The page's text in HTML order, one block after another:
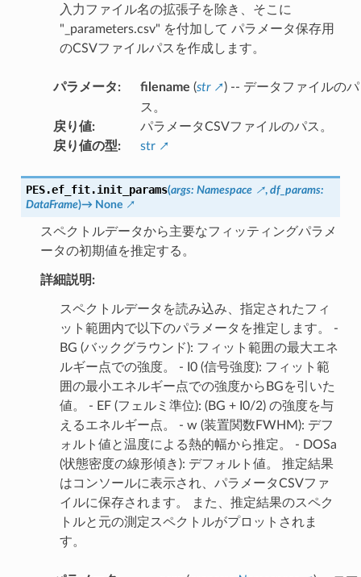
入力ファイル名の拡張子を除き、そこに
"_parameters.csv" を付加して パラメータ保存用
のCSVファイルパスを作成します。
パラメータ: filename (str
) -- データファイルのパ
ス。
戻り値:
パラメータCSVファイルのパス。
戻り値の型: str
PES.ef_fit.init_params(args: Namespace , df_params:
DataFrame)→ None
スペクトルデータから主要なフィッティングパラメ
ータの初期値を推定する。
詳細説明:
スペクトルデータを読み込み、指定されたフィ
ット範囲内で以下のパラメータを推定します。 -
BG (バックグラウンド): フィット範囲の最大エネ
ルギー点での強度。 - I0 (信号強度): フィット範
囲の最小エネルギー点での強度からBGを引いた
値。 - EF (フェルミ準位): (BG + I0/2) の強度を与
えるエネルギー点。 - w (装置関数FWHM): デフ
ォルト値と温度による熱的幅から推定。 - DOSa
(状態密度の線形傾き): デフォルト値。 推定結果
はコンソールに表示され、パラメータCSVファ
イルに保存されます。 また、推定結果のスペク
トルと元の測定スペクトルがプロットされま
す。